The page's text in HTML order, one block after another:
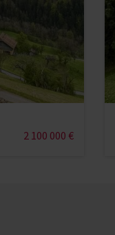
2 100 000 €